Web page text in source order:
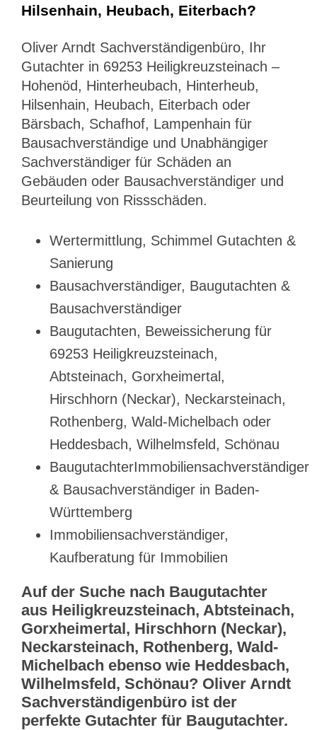
Hilsenhain, Heubach, Eiterbach?
Oliver Arndt Sachverständigenbüro, Ihr
Gutachter in 69253 Heiligkreuzsteinach –
Hohenöd, Hinterheubach, Hinterheub,
Hilsenhain, Heubach, Eiterbach oder
Bärsbach, Schafhof, Lampenhain für
Bausachverständige und Unabhängiger
Sachverständiger für Schäden an
Gebäuden oder Bausachverständiger und
Beurteilung von Rissschäden.
Wertermittlung, Schimmel Gutachten &
Sanierung
Bausachverständiger, Baugutachten &
Bausachverständiger
Baugutachten, Beweissicherung für
69253 Heiligkreuzsteinach,
Abtsteinach, Gorxheimertal,
Hirschhorn (Neckar), Neckarsteinach,
Rothenberg, Wald-Michelbach oder
Heddesbach, Wilhelmsfeld, Schönau
BaugutachterImmobiliensachverständiger
& Bausachverständiger in Baden-
Württemberg
Immobiliensachverständiger,
Kaufberatung für Immobilien
Auf der Suche nach Baugutachter
aus Heiligkreuzsteinach, Abtsteinach,
Gorxheimertal, Hirschhorn (Neckar),
Neckarsteinach, Rothenberg, Wald-
Michelbach ebenso wie Heddesbach,
Wilhelmsfeld, Schönau? Oliver Arndt
Sachverständigenbüro ist der
perfekte Gutachter für Baugutachter.